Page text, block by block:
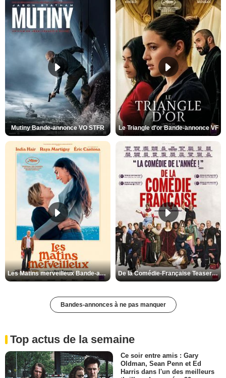
Mutiny Bande-annonce VO STFR Le Triangle d'or Bande-annonce VF
Les Matins merveilleux Bande-annonce VF De la Comédie-Française Teaser VF
Bandes-annonces à ne pas manquer
Top actus de la semaine
Ce soir entre amis : Gary
Oldman, Sean Penn et Ed
Harris dans l'un des meilleurs